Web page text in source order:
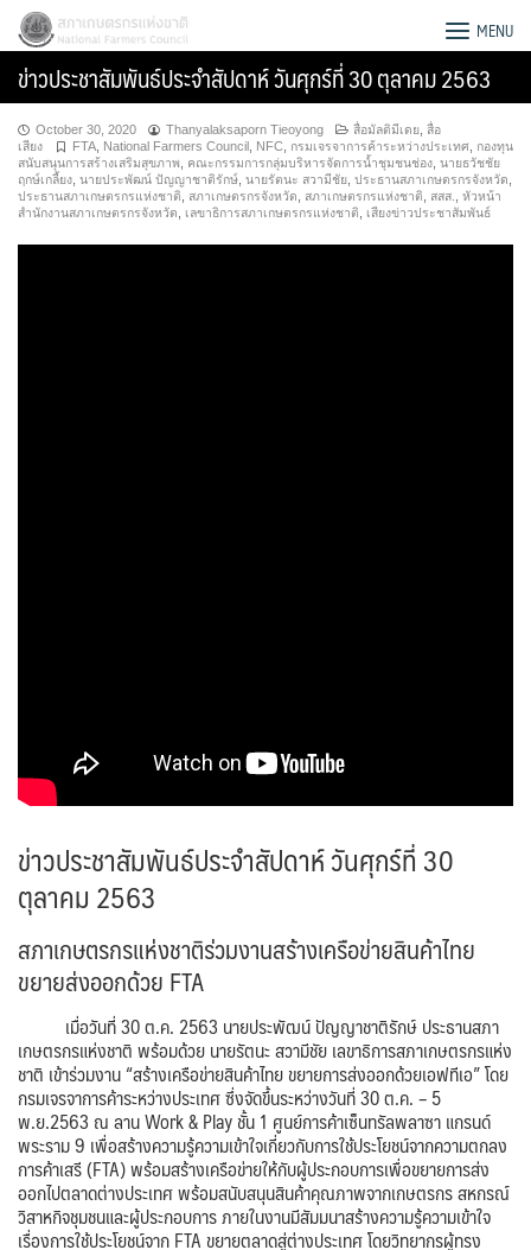
Skip
content
สภาเกษตรกรแห่งชาติ MENU
ข่าวประชาสัมพันธ์ประจำสัปดาห์ วันศุกร์ที่ 30 ตุลาคม 2563
October 30, 2020 Thanyalaksaporn Tieoyong สื่อมัลติมีเดย สื่อ
เสียง
FTA National Farmers Council NFC กรมเจรจาการค้าระหว่างประเทศ
กองทุน
สนับสนุนการสร้างเสริมสุขภาพ
คณะกรรมการกลุ่มบริหารจัดการน้ำชุมชนช่อง นายธวัชชัย
ฤกษ์เกลี้ยง นายประพัฒน์ ปัญญาชาติรักษ์ นายรัตนะ สวามีชัย ประธานสภาเกษตรกรจังหวัด
ประธานสภาเกษตรกรแห่งชาติ
สภาเกษตรกรจังหวัด สภาเกษตรกรแห่งชาติ สสส.
หัวหน้า
สำนักงานสภาเกษตรกรจังหวัด
เลขาธิการสภาเกษตรกรแห่งชาติ เสียงข่าวประชาสัมพันธ์
ข่าวประชาสัมพันธ์ประจำสัปดาห์ วันศุกร์ที่ 30
ตุลาคม 2563
สภาเกษตรกรแห่งชาติร่วมงานสร้างเครือข่ายสินค้าไทย
ขยายส่งออกด้วย FTA
เมื่อวันที่ 30 ต.ค. 2563 นายประพัฒน์ ปัญญาชาติรักษ์ ประธานสภา
เกษตรกรแห่งชาติ พร้อมด้วย นายรัตนะ สวามีชัย เลขาธิการสภาเกษตรกรแห่ง
ชาติ เข้าร่วมงาน “สร้างเครือข่ายสินค้าไทย ขยายการส่งออกด้วยเอฟทีเอ” โดย
กรมเจรจาการค้าระหว่างประเทศ ซึ่งจัดขึ้นระหว่างวันที่ 30 ต.ค. – 5
พ.ย.2563 ณ ลาน Work & Play ชั้น 1 ศูนย์การค้าเซ็นทรัลพลาซา แกรนด์
พระราม 9 เพื่อสร้างความรู้ความเข้าใจเกี่ยวกับการใช้ประโยชน์จากความตกลง
การค้าเสรี (FTA) พร้อมสร้างเครือข่ายให้กับผู้ประกอบการเพื่อขยายการส่ง
ออกไปตลาดต่างประเทศ พร้อมสนับสนุนสินค้าคุณภาพจากเกษตรกร สหกรณ์
วิสาหกิจชุมชนและผู้ประกอบการ ภายในงานมีสัมมนาสร้างความรู้ความเข้าใจ
เรื่องการใช้ประโยชน์จาก FTA ขยายตลาดสู่ต่างประเทศ โดยวิทยากรผู้ทรง